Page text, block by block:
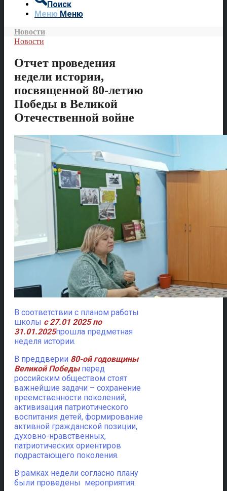
Поиск
Меню Меню
Новости
Новости
Отчет проведения
недели истории,
посвященной 80-летию
Победы в Великой
Отечественной войне
В соответствии с планом работы
школы с 27.01 2025 по
31.01.2025прошла предметная
неделя истории.
В преддверии 80-ой годовщины
Великой Победыперед
российским обществом стоят
важнейшие задачи – сохранение
преемственности поколений,
активизация патриотического
воспитания детей, формирование
активной гражданской позиции,
духовно-нравственных,
патриотических ориентиров
подрастающего поколения.
В рамках недели согласно плану
были проведены мероприятия: